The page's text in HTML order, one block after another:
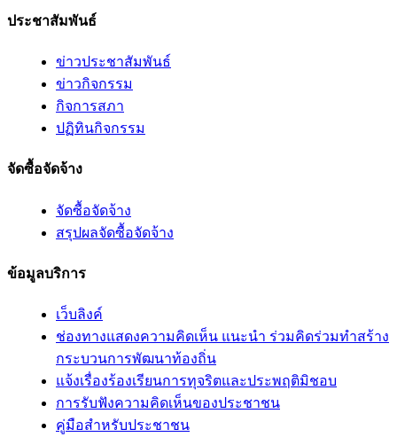
ประชาสัมพันธ์
ข่าวประชาสัมพันธ์
ข่าวกิจกรรม
กิจการสภา
ปฏิทินกิจกรรม
จัดซื้อจัดจ้าง
จัดซื้อจัดจ้าง
สรุปผลจัดซื้อจัดจ้าง
ข้อมูลบริการ
เว็บลิงค์
ช่องทางแสดงความคิดเห็น แนะนำ ร่วมคิดร่วมทำสร้าง
กระบวนการพัฒนาท้องถิ่น
แจ้งเรื่องร้องเรียนการทุจริตและประพฤติมิชอบ
การรับฟังความคิดเห็นของประชาชน
คู่มือสำหรับประชาชน